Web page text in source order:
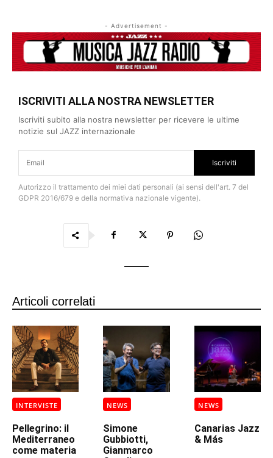
- Advertisement -
ISCRIVITI ALLA NOSTRA NEWSLETTER
Iscriviti subito alla nostra newsletter per ricevere le ultime
notizie sul JAZZ internazionale
Iscriviti
Autorizzo il trattamento dei miei dati personali (ai sensi dell'art. 7 del
GDPR 2016/679 e della normativa nazionale vigente).
Articoli correlati
INTERVISTE
Pellegrino: il
Mediterraneo
come materia
NEWS
Simone
Gubbiotti,
Gianmarco
NEWS
Canarias Jazz
& Más